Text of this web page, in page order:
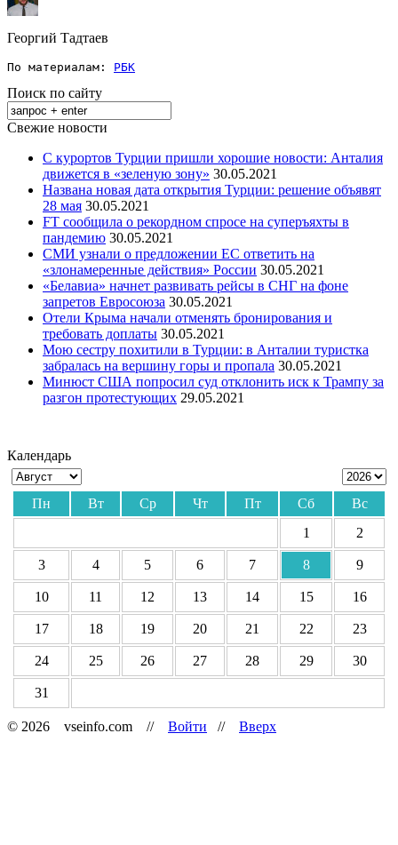
Георгий Тадтаев
По материалам: РБК
Поиск по сайту
Свежие новости
С курортов Турции пришли хорошие новости: Анталия
движется в «зеленую зону» 30.05.2021
Названа новая дата открытия Турции: решение объявят
28 мая 30.05.2021
FT сообщила о рекордном спросе на суперъяхты в
пандемию 30.05.2021
СМИ узнали о предложении ЕС ответить на
«злонамеренные действия» России 30.05.2021
«Белавиа» начнет развивать рейсы в СНГ на фоне
запретов Евросоюза 30.05.2021
Отели Крыма начали отменять бронирования и
требовать доплаты 30.05.2021
Мою сестру похитили в Турции: в Анталии туристка
забралась на вершину горы и пропала 30.05.2021
Минюст США попросил суд отклонить иск к Трампу за
разгон протестующих 29.05.2021
Календарь
Пн Вт Ср Чт Пт Сб
Вс
1
2
3 4 5 6 7 8 9
10 11 12 13 14 15 16
17 18 19 20 21 22 23
24 25 26 27 28 29 30
31
© 2026 vseinfo.com // Войти // Вверх